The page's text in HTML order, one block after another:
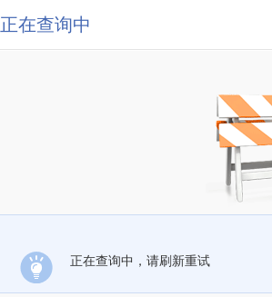
正在查询中
正在查询中，请刷新重试